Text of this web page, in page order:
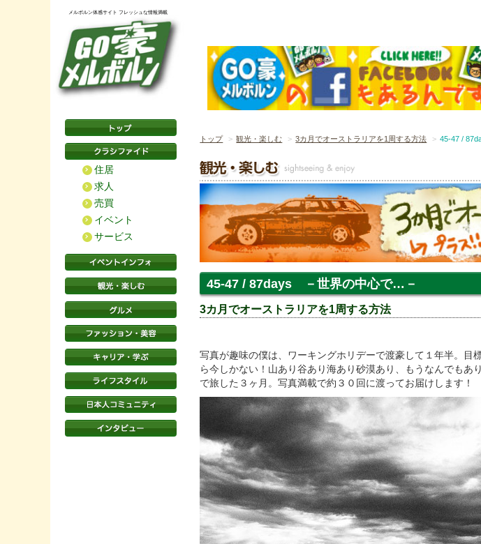
メルボルン体感サイト フレッシュな情報満載
住居
求人
売買
イベント
サービス
トップ 観光・楽しむ 3カ月でオーストラリアを1周する方法 45-47 /
45-47 / 87days －世界の中心で…－
3カ月でオーストラリアを1周する方法
写真が趣味の僕は、ワーキングホリデーで渡豪して１年半。目
ら今しかない！山あり谷あり海あり砂漠あり、もうなんでもあ
で旅した３ヶ月。写真満載で約３０回に渡ってお届けします！